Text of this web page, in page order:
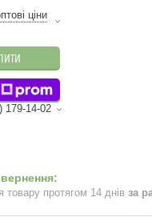
ціни
179-14-02
товару протягом 14 днів за